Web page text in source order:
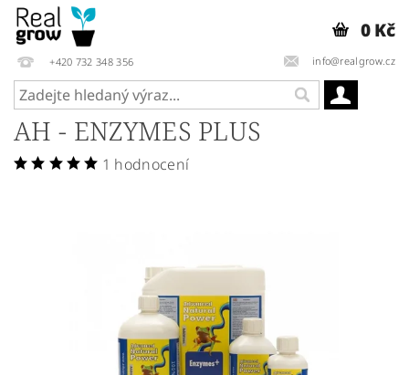
+420 732 348 356 info@realgrow.cz
0 Kč
AH - ENZYMES PLUS
1 hodnocení